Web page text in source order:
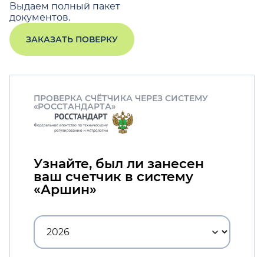
Выдаем полный пакет
документов.
ЗАКАЗАТЬ ПОВЕРКУ
ПРОВЕРКА СЧЁТЧИКА ЧЕРЕЗ СИСТЕМУ
«РОССТАНДАРТА»
Узнайте, был ли занесен
ваш счетчик в систему
«Аршин»